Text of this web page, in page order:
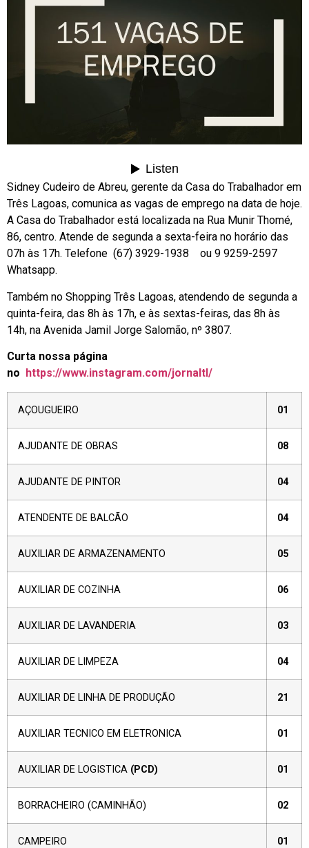
Sidney Cudeiro de Abreu, gerente da Casa do Trabalhador em
Três Lagoas, comunica as vagas de emprego na data de hoje.
A Casa do Trabalhador está localizada na Rua Munir Thomé,
86, centro. Atende de segunda a sexta-feira no horário das
07h às 17h. Telefone (67) 3929-1938 ou 9 9259-2597
Whatsapp.
Também no Shopping Três Lagoas, atendendo de segunda a
quinta-feira, das 8h às 17h, e às sextas-feiras, das 8h às
14h, na Avenida Jamil Jorge Salomão, nº 3807.
Curta nossa página
no https://www.instagram.com/jornaltl/
AÇOUGUEIRO 01
AJUDANTE DE OBRAS 08
AJUDANTE DE PINTOR 04
ATENDENTE DE BALCÃO 04
AUXILIAR DE ARMAZENAMENTO 05
AUXILIAR DE COZINHA 06
AUXILIAR DE LAVANDERIA 03
AUXILIAR DE LIMPEZA 04
AUXILIAR DE LINHA DE PRODUÇÃO 21
AUXILIAR TECNICO EM ELETRONICA 01
AUXILIAR DE LOGISTICA (PCD) 01
BORRACHEIRO (CAMINHÃO) 02
CAMPEIRO 01